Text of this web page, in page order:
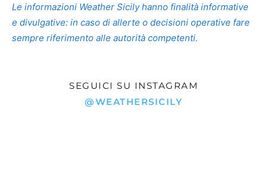
Le informazioni Weather Sicily hanno finalità informative
e divulgative: in caso di allerte o decisioni operative fare
sempre riferimento alle autorità competenti.
SEGUICI SU INSTAGRAM
@WEATHERSICILY